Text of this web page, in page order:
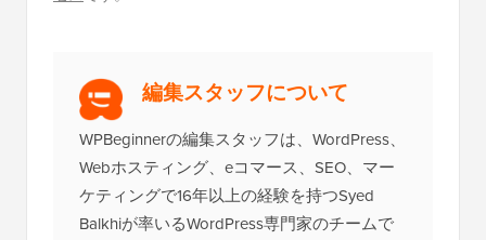
編集スタッフについて
WPBeginnerの編集スタッフは、WordPress、
Webホスティング、eコマース、SEO、マー
ケティングで16年以上の経験を持つSyed
Balkhiが率いるWordPress専門家のチームで